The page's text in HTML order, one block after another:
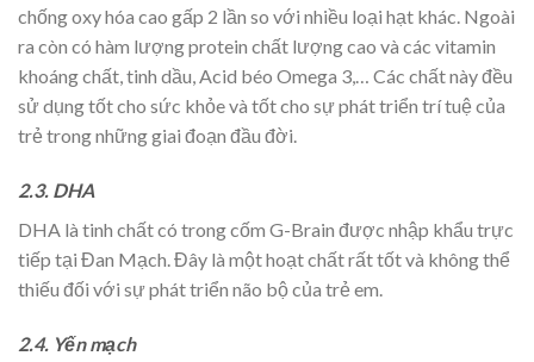
chống oxy hóa cao gấp 2 lần so với nhiều loại hạt khác. Ngoài
ra còn có hàm lượng protein chất lượng cao và các vitamin
khoáng chất, tinh dầu, Acid béo Omega 3,… Các chất này đều
sử dụng tốt cho sức khỏe và tốt cho sự phát triển trí tuệ của
trẻ trong những giai đoạn đầu đời.
2.3. DHA
DHA là tinh chất có trong cốm G-Brain được nhập khẩu trực
tiếp tại Đan Mạch. Đây là một hoạt chất rất tốt và không thể
thiếu đối với sự phát triển não bộ của trẻ em.
2.4. Yến mạch